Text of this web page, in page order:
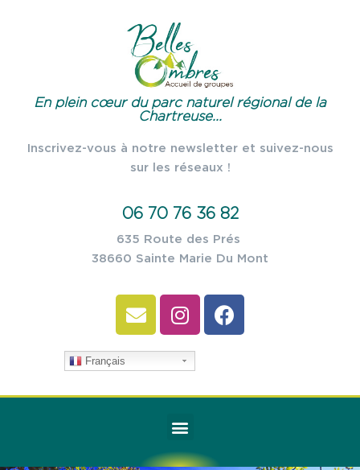
En plein cœur du parc naturel régional de la
Chartreuse...
Inscrivez-vous à notre newsletter et suivez-nous
sur les réseaux !
06 70 76 36 82
635 Route des Prés
38660 Sainte Marie Du Mont
Français